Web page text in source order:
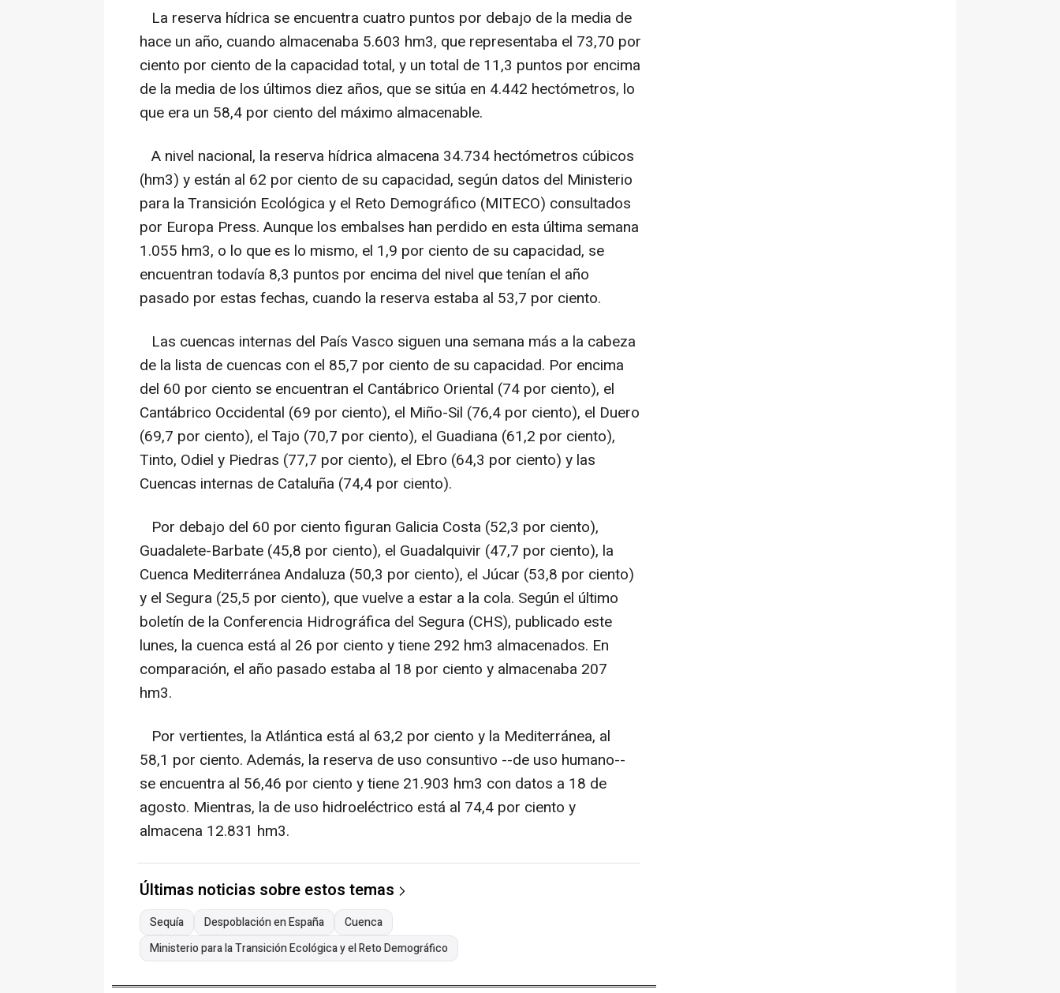
La reserva hídrica se encuentra cuatro puntos por debajo de la media de
hace un año, cuando almacenaba 5.603 hm3, que representaba el 73,70 por
ciento por ciento de la capacidad total, y un total de 11,3 puntos por encima
de la media de los últimos diez años, que se sitúa en 4.442 hectómetros, lo
que era un 58,4 por ciento del máximo almacenable.
A nivel nacional, la reserva hídrica almacena 34.734 hectómetros cúbicos
(hm3) y están al 62 por ciento de su capacidad, según datos del Ministerio
para la Transición Ecológica y el Reto Demográfico (MITECO) consultados
por Europa Press. Aunque los embalses han perdido en esta última semana
1.055 hm3, o lo que es lo mismo, el 1,9 por ciento de su capacidad, se
encuentran todavía 8,3 puntos por encima del nivel que tenían el año
pasado por estas fechas, cuando la reserva estaba al 53,7 por ciento.
Las cuencas internas del País Vasco siguen una semana más a la cabeza
de la lista de cuencas con el 85,7 por ciento de su capacidad. Por encima
del 60 por ciento se encuentran el Cantábrico Oriental (74 por ciento), el
Cantábrico Occidental (69 por ciento), el Miño-Sil (76,4 por ciento), el Duero
(69,7 por ciento), el Tajo (70,7 por ciento), el Guadiana (61,2 por ciento),
Tinto, Odiel y Piedras (77,7 por ciento), el Ebro (64,3 por ciento) y las
Cuencas internas de Cataluña (74,4 por ciento).
Por debajo del 60 por ciento figuran Galicia Costa (52,3 por ciento),
Guadalete-Barbate (45,8 por ciento), el Guadalquivir (47,7 por ciento), la
Cuenca Mediterránea Andaluza (50,3 por ciento), el Júcar (53,8 por ciento)
y el Segura (25,5 por ciento), que vuelve a estar a la cola. Según el último
boletín de la Conferencia Hidrográfica del Segura (CHS), publicado este
lunes, la cuenca está al 26 por ciento y tiene 292 hm3 almacenados. En
comparación, el año pasado estaba al 18 por ciento y almacenaba 207
hm3.
Por vertientes, la Atlántica está al 63,2 por ciento y la Mediterránea, al
58,1 por ciento. Además, la reserva de uso consuntivo --de uso humano--
se encuentra al 56,46 por ciento y tiene 21.903 hm3 con datos a 18 de
agosto. Mientras, la de uso hidroeléctrico está al 74,4 por ciento y
almacena 12.831 hm3.
Últimas noticias sobre estos temas
Sequía Despoblación en España
Cuenca
Ministerio para la Transición Ecológica y el Reto Demográfico